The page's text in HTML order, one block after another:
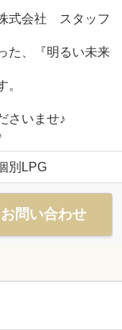
式会社 スタッフ
た、『明るい未来
。
さいませ♪
別LPG
お問い合わせ